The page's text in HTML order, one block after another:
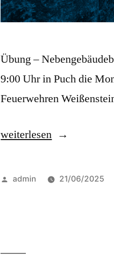
Übung –
9:00 Uhr in Puch die
Feuerwehren
weiterlesen
admin 21/06/2025